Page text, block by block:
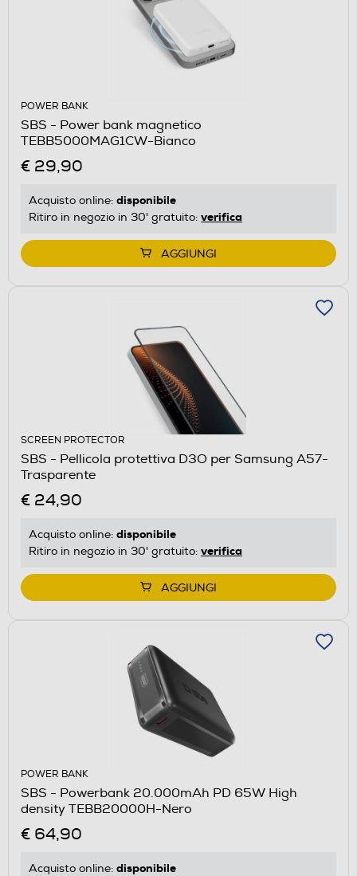
POWER BANK
SBS - Power bank magnetico
TEBB5000MAG1CW-Bianco
€ 29,90
Acquisto online: disponibile
Ritiro in negozio in 30' gratuito: verifica
AGGIUNGI
SCREEN PROTECTOR
SBS - Pellicola protettiva D3O per Samsung A57-
Trasparente
€ 24,90
Acquisto online: disponibile
Ritiro in negozio in 30' gratuito: verifica
AGGIUNGI
POWER BANK
SBS - Powerbank 20.000mAh PD 65W High
density TEBB20000H-Nero
€ 64,90
Acquisto online: disponibile